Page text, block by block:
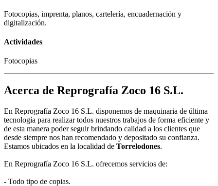
Fotocopias, imprenta, planos, cartelería, encuadernación y
digitalización.
Actividades
Fotocopias
Acerca de Reprografía Zoco 16 S.L.
En Reprografía Zoco 16 S.L. disponemos de maquinaria de última
tecnología para realizar todos nuestros trabajos de forma eficiente y
de esta manera poder seguir brindando calidad a los clientes que
desde siempre nos han recomendado y depositado su confianza.
Estamos ubicados en la localidad de Torrelodones.
En Reprografía Zoco 16 S.L. ofrecemos servicios de:
- Todo tipo de copias.